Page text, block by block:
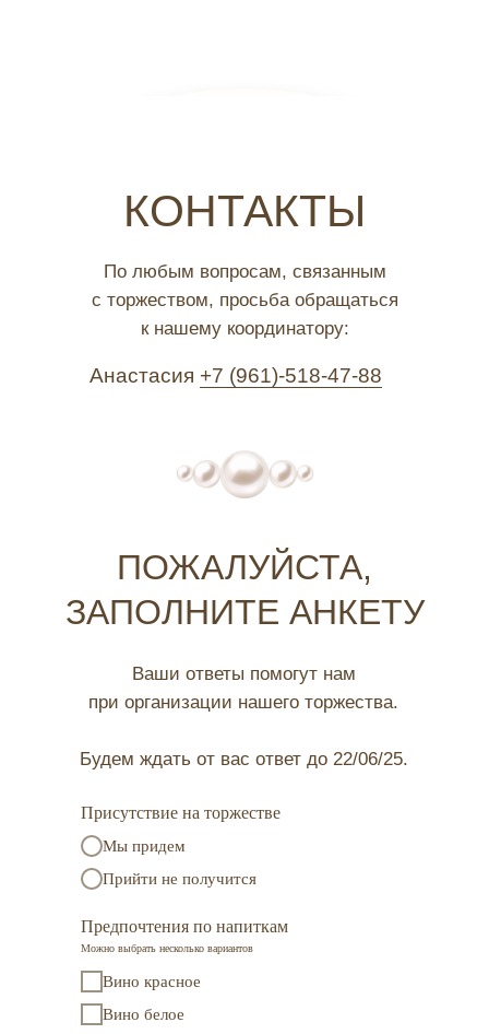
ПОЖАЛУЙСТА,
ЗАПОЛНИТЕ АНКЕТУ
КОНТАКТЫ
Анастасия +7 (961)-518-47-88
Ваши ответы помогут нам
при организации нашего торжества.
Будем ждать от вас ответ до 22/06/25.
По любым вопросам, связанным
с торжеством, просьба обращаться
к нашему координатору:
Присутствие на торжестве
Мы придем
Прийти не получится
Предпочтения по напиткам
Можно выбрать несколько вариантов
Вино красное
Вино белое